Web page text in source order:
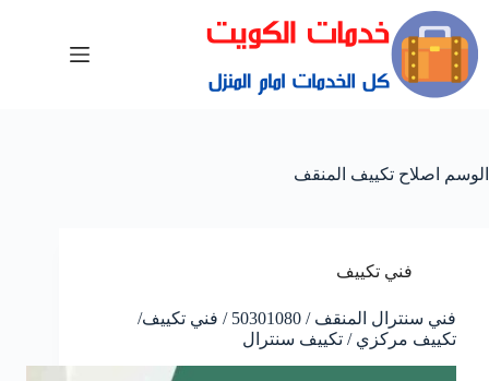
الوسم اصلاح تكييف المنقف
فني تكييف
فني سنترال المنقف / 50301080 / فني تكييف/
تكييف مركزي / تكييف سنترال